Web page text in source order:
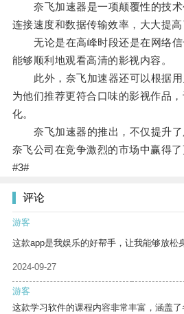
奈飞加速器是一项颠覆性的技术
连接速度和数据传输效率，大大提高
无论是在高峰时段还是在网络信
能够顺利地观看高清的影视内容。
此外，奈飞加速器还可以根据用
为他们推荐更符合口味的影视作品
化。
奈飞加速器的推出，不仅提升了
奈飞公司在竞争激烈的市场中赢得了
#3#
评论
游客
这款app是我娱乐的好帮手，让我能够放松
2024-09-27
游客
这款学习软件的课程内容非常丰富，涵盖